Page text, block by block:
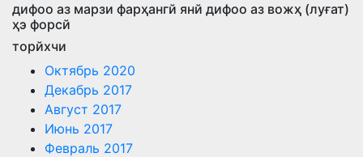
дифоо аз марзи фарҳангй янй дифоо аз вожҳ (луғат)
ҳэ форсй
торйхчи
Октябрь 2020
Декабрь 2017
Август 2017
Июнь 2017
Февраль 2017